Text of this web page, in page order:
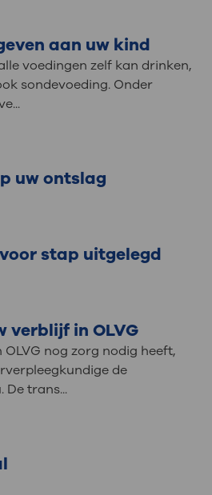
aan uw kind
voedingen zelf kan drinken,
sondevoeding. Onder
uw ontslag
stap uitgelegd
verblijf in OLVG
nog zorg nodig heeft,
de
De trans...